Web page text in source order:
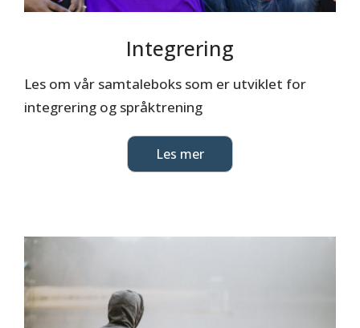
Integrering
Les om vår samtaleboks som er utviklet for
integrering og språktrening
Les mer